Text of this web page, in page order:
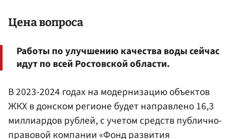
Цена вопроса
Работы по улучшению качества воды сейчас
идут по всей Ростовской области.
В 2023-2024 годах на модернизацию объектов
ЖКХ в донском регионе будет направлено 16,3
миллиардов рублей, с учетом средств публично-
правовой компании «Фонд развития